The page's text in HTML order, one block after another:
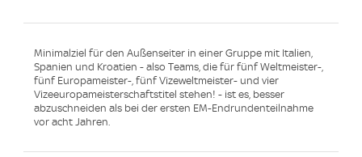
Minimalziel für den Außenseiter in einer Gruppe mit Italien,
Spanien und Kroatien - also Teams, die für fünf Weltmeister-,
fünf Europameister-, fünf Vizeweltmeister- und vier
Vizeeuropameisterschaftstitel stehen! - ist es, besser
abzuschneiden als bei der ersten EM-Endrundenteilnahme
vor acht Jahren.